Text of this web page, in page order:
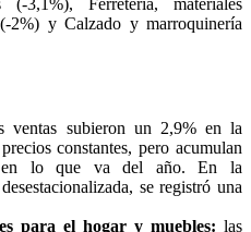
2%) y Calzado y marroquinería
ventas subieron un 2,9% en la
constantes, pero acumulan
en lo que va del año. En la
se registró una
para el hogar y muebles: las